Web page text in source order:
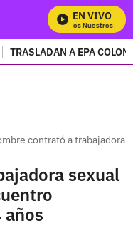
EN VIVO
Mira Todos Nuestros
TRASLADAN A EPA
contrató a trabajadora
sexual
años